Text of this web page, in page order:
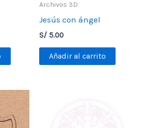
Archivos 3D
Jesús con ángel
S/ 5.00
Añadir al carrito